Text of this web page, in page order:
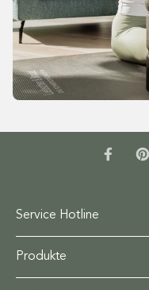
Service Hotline
Produkte